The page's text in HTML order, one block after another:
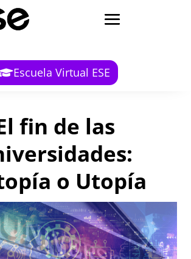
Escuela Virtual ESE
fin de las
o Utopía